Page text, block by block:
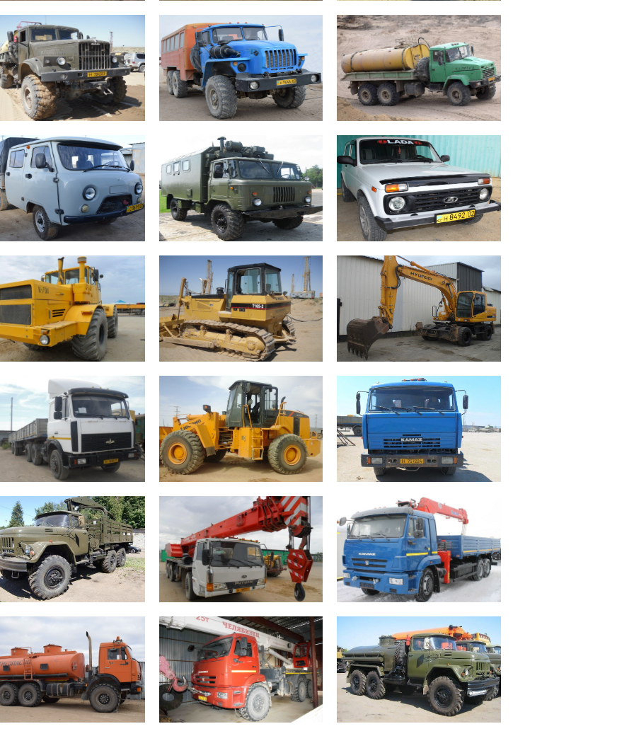
Краз 255 – 7 единиц
Дизель V8 240 л.с. Колесная
формула 6х6 Цистерна 8м³
Топливные баки 2х165 л.
режим -40ºС +50ºС
GPS контроль
Урал Вахта – 3 единицы
Дизель V8 240 л.с. Колесная
формула 6х6 Кунг Вахта на 24
посадочных места Топливные баки
300+60 л. Климатический режим
-40ºС +50ºС GPS контроль
Краз 6322 – 9 единиц
Дизель V8 240 л.с. Колесная
формула 6х6 Цистерна 8м³
Топливные баки 2х165 л.
Климатический режим -40ºС +50ºС
GPS контроль
Уаз – 8 единиц
Бензин R4 112 л.с. Колесная
4х4 Грузо-пассажирский
Топливные баки 1х77 л.
режим -40ºС +50ºС
GPS контроль
Газ 66 Вахта – 3 единицы
Бензин V8 125 л.с. Колесная
формула 4х4 Кунг Вахта на 18
посадочных мест Топливные баки
1х95 л. Климатический режим
-40ºС +50ºС GPS контроль
Нива – 3 единицы
Бензин R4 83 л.с. Колесная
формула 4х4 Легковой автомобиль
повышенной проходимости
Топливные баки 1х42 л.
Климатический режим -40ºС +50ºС
GPS контроль
К-700 – 4 единицы
Дизель V8 280 л.с. Колесная
4х4 Трактор Топливные
баки 2х320 л. Климатический
-40ºС +50ºС GPS контроль
Бульдозер – 2 единицы
Дизель R6 178 л.с. Колесная
формула гусеничный
Производительность отвала 4,5 м³
Топливные баки 1х285 л.
Климатический режим -40ºС +50ºС
GPS контроль
Экскаватор Hyundai – 2 единицы
Дизель R4 115 л.с. Колесная
формула 4х4 Объем ковша 0,58м³
Топливные баки 1х270 л.
Климатический режим -40ºС +50ºС
GPS контроль
Маз тягач – 2 единицы
Дизель R6 310 л.с. Колесная
формула 4х2 Седельный тягач
Топливные баки 1х500 л.
режим -40ºС +50ºС
GPS контроль
Погрузчик – 1 единица
Дизель R6 220 л.с. Колесная
формула 4х4 Объем ковша 3м³
Топливные баки 1х300 л.
Климатический режим -40ºС +50ºС
GPS контроль
Камаз тягач – 1 единица
Дизель V8 240 л.с. Колесная
формула 6х4 Седельный тягач
Топливные баки 1х500 л.
Климатический режим -40ºС +50ºС
GPS контроль
Зил КМУ – 2 единицы
Бензин V8 150 л.с. Колесная
формула 6х6 Крано-
манипуляторная установка
Топливные баки 2х170 л.
режим -40ºС +50ºС
GPS контроль
Автокран Пуян – 1 единица
Дизель V8 300 л.с. Колесная
формула 6х4 Автокран Топливные
баки 1х350 л. Климатический
режим -40ºС +50ºС GPS контроль
Камаз КМУ – 1 единица
Дизель V8 240 л.с. Колесная
формула 6х4 Крано-
манипуляторная установка
Топливные баки 1х350 л.
Климатический режим -40ºС +50ºС
GPS контроль
Камаз АТЗ– 1 единица
Дизель V8 240 л.с. Колесная
формула 6х6 Цистерна 11м³
Топливные баки 1х350 л.
режим -40ºС +50ºС
GPS контроль
Камаз Автокран – 1 единица
Дизель V8 240 л.с. Колесная
формула 6х6 Автокран Топливные
баки 1х350 л. Климатический
режим -40ºС +50ºС GPS контроль
Зил АТЗ– 1 единица
Дизель V8 150 л.с. Колесная
формула 6х6 Цистерна 7м³
Топливные баки 2х170 л.
Климатический режим -40ºС +50ºС
GPS контроль